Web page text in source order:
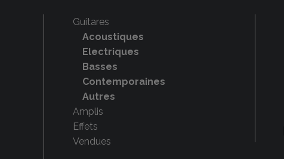
Guitares
Acoustiques
Electriques
Basses
Contemporaines
Autres
Amplis
Effets
Vendues